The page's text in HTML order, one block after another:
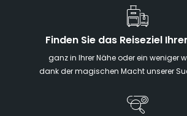
Finden Sie das Reiseziel
ganz in Ihrer Nähe oder ein weniger
dank der magischen Macht unserer